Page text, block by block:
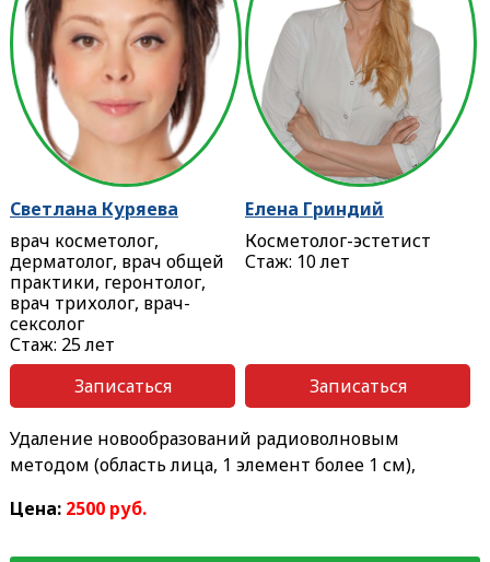
Светлана Куряева
врач косметолог,
дерматолог, врач общей
практики, геронтолог,
врач трихолог, врач-
сексолог
Стаж: 25 лет
Записаться
Елена Гриндий
Косметолог-эстетист
Стаж: 10 лет
Записаться
Удаление новообразований радиоволновым
методом (область лица, 1 элемент более 1 см),
Цена:2500 руб.